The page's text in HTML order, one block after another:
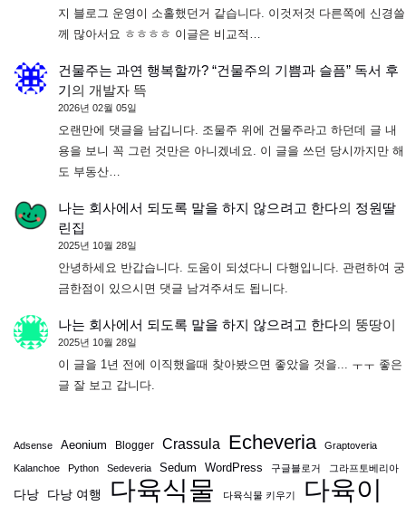
지 블로그 운영이 소홀했던거 같습니다. 이것저것 다른쪽에 신경쓸
께 많아서요 ㅎㅎㅎㅎ 이글은 비교적…
건물주는 과연 행복할까? “건물주의 기쁨과 슬픔” 독서 후
기의 개발자 뜩
2026년 02월 05일
오랜만에 댓글을 남깁니다. 조물주 위에 건물주라고 하던데 글 내
용을 보니 꼭 그런 것만은 아니겠네요. 이 글을 쓰던 당시까지만 해
도 부동산…
나는 회사에서 되도록 말을 하지 않으려고 한다의 정원딸
린집
2025년 10월 28일
안녕하세요 반갑습니다. 도움이 되셨다니 다행입니다. 관련하여 궁
금한점이 있으시면 댓글 남겨주셔도 됩니다.
나는 회사에서 되도록 말을 하지 않으려고 한다의 뚱땅이
2025년 10월 28일
이 글을 1년 전에 이직했을때 찾아봤으면 좋았을 것을... ㅜㅜ 좋은
글 잘 보고 갑니다.
Adsense Aeonium Blogger Crassula Echeveria Graptoveria
Kalanchoe Python Sedeveria Sedum WordPress 구글블로거 그라프토베리아
다낭 다낭 여행 다육식물 다육식물 키우기 다육이